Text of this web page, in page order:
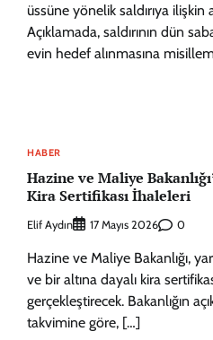
üssüne yönelik saldırıya ilişkin
Açıklamada, saldırının dün
evin hedef alınmasına
HABER
Hazine ve Maliye
Kira Sertifikası İhaleleri
Elif Aydın 17 Mayıs 2026 0
Hazine ve Maliye Bakanlığı,
ve bir altına dayalı kira
gerçekleştirecek. Bakanlığın
takvimine göre, […]